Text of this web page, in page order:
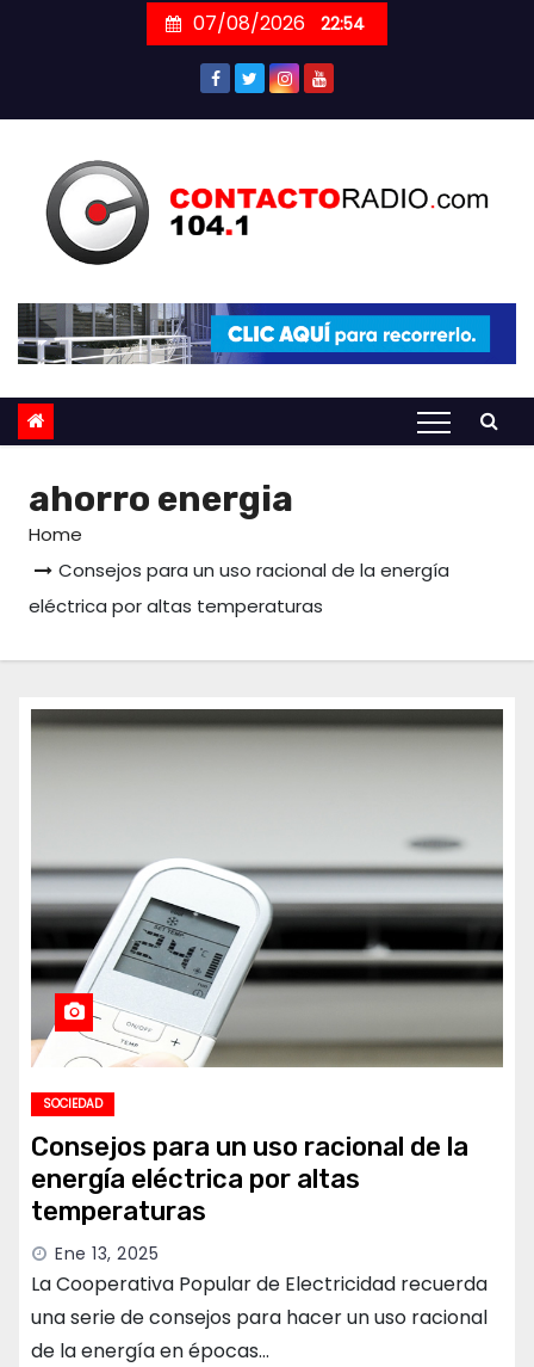
07/08/2026 22:54
ahorro energia
Home
Consejos para un uso racional de la energía
eléctrica por altas temperaturas
SOCIEDAD
Consejos para un uso racional de la
energía eléctrica por altas
temperaturas
Ene 13, 2025
La Cooperativa Popular de Electricidad recuerda
una serie de consejos para hacer un uso racional
de la energía en épocas…